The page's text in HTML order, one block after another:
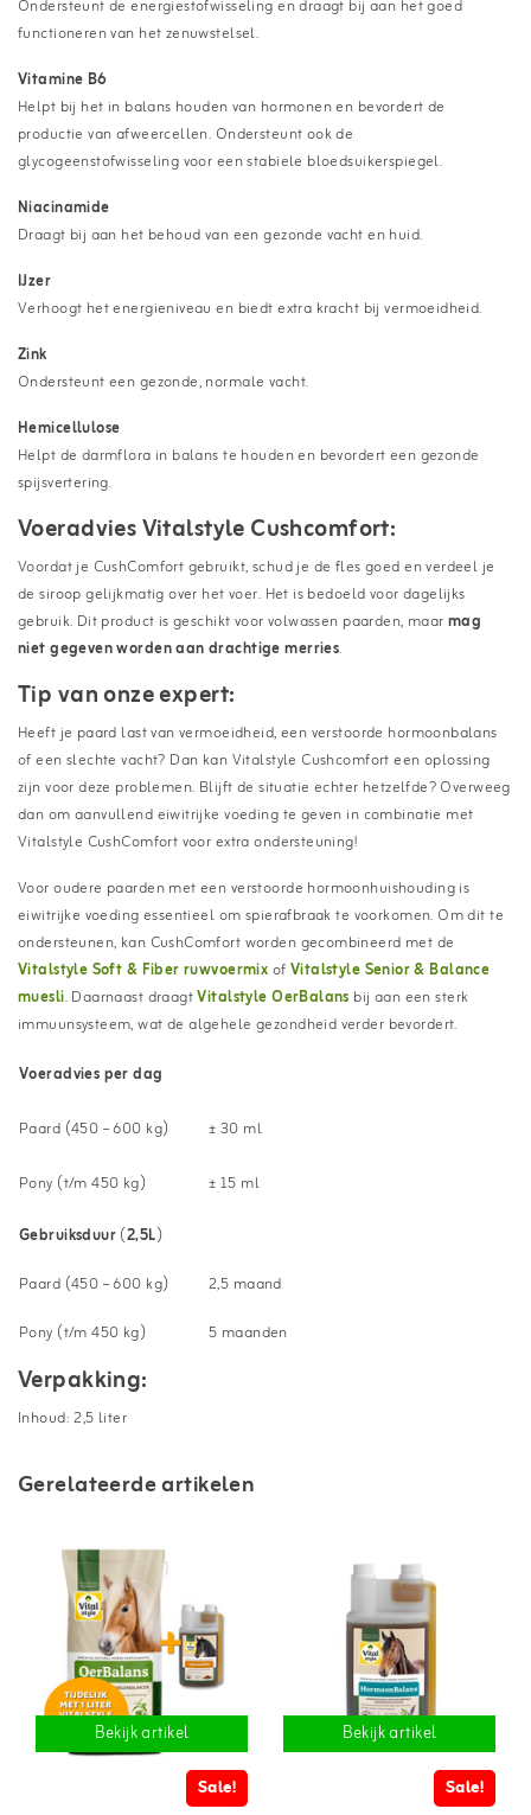
Ondersteunt de energiestofwisseling en draagt bij aan het goed
functioneren van het zenuwstelsel.
Vitamine B6
Helpt bij het in balans houden van hormonen en bevordert de
productie van afweercellen. Ondersteunt ook de
glycogeenstofwisseling voor een stabiele bloedsuikerspiegel.
Niacinamide
Draagt bij aan het behoud van een gezonde vacht en huid.
IJzer
Verhoogt het energieniveau en biedt extra kracht bij vermoeidheid.
Zink
Ondersteunt een gezonde, normale vacht.
Hemicellulose
Helpt de darmflora in balans te houden en bevordert een gezonde
spijsvertering.
Voeradvies Vitalstyle Cushcomfort:
Voordat je CushComfort gebruikt, schud je de fles goed en verdeel je
de siroop gelijkmatig over het voer. Het is bedoeld voor dagelijks
gebruik. Dit product is geschikt voor volwassen paarden, maarmag
niet gegeven worden aandrachtige merries.
Tip van onze expert:
Heeft je paard last van vermoeidheid, een verstoorde hormoonbalans
of een slechte vacht? Dan kan Vitalstyle Cushcomfort een oplossing
zijn voor deze problemen. Blijft de situatie echter hetzelfde? Overweeg
dan om aanvullend eiwitrijke voeding te geven in combinatie met
Vitalstyle CushComfort voor extra ondersteuning!
Voor oudere paarden met een verstoorde hormoonhuishouding is
eiwitrijke voeding essentieel om spierafbraak te voorkomen. Om dit te
ondersteunen, kan CushComfort worden gecombineerd met de
Vitalstyle Soft & Fiber ruwvoermixofVitalstyle Senior & Balance
muesli. Daarnaast draagtVitalstyle OerBalans bij aan een sterk
immuunsysteem, wat de algehele gezondheid verder bevordert.
Voeradvies per dag
Paard (450 – 600 kg) ± 30 ml
Pony (t/m 450 kg) ± 15 ml
Gebruiksduur(2,5L)
Paard (450 – 600 kg)
2,5 maand
Pony (t/m 450 kg)
5 maanden
Verpakking:
Inhoud: 2,5 liter
Gerelateerde artikelen
Bekijk artikel
Sale!
Bekijk artikel
Sale!